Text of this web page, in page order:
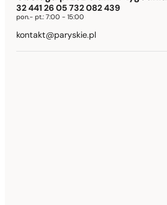
32 441 26 05 732 082 439
pon.- pt.: 7:00 - 15:00
kontakt@paryskie.pl